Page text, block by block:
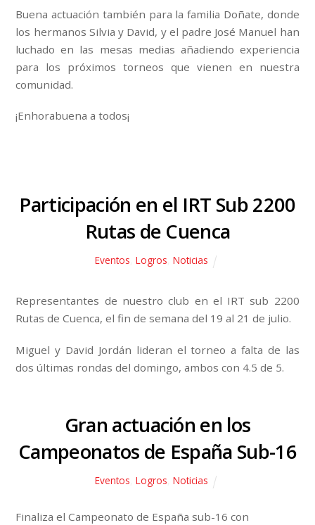
Buena actuación también para la familia Doñate, donde
los hermanos Silvia y David, y el padre José Manuel han
luchado en las mesas medias añadiendo experiencia
para los próximos torneos que vienen en nuestra
comunidad.
¡Enhorabuena a todos¡
Participación en el IRT Sub 2200
Rutas de Cuenca
Eventos ,Logros ,Noticias
Representantes de nuestro club en el IRT sub 2200
Rutas de Cuenca, el fin de semana del 19 al 21 de julio.
Miguel y David Jordán lideran el torneo a falta de las
dos últimas rondas del domingo, ambos con 4.5 de 5.
Gran actuación en los
Campeonatos de España Sub-16
Eventos ,Logros ,Noticias
Finaliza el Campeonato de España sub-16 con